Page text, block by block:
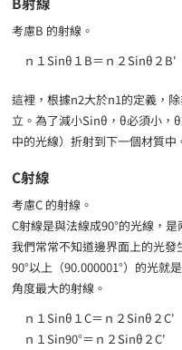
考慮B 的射線。
ｎ１Sinθ１B＝ｎ２Sinθ２B'
這裡，根據n2大於n1的定義，
立。為了減小Sinθ，θ必須小，
中的光線）折射到下一個材質中
C射線
考慮C 的射線。
C射線是與法線成90°的光線，
我們常常不知道邊界面上的光發
90°以上（90.000001°）的光就
角度最大的射線。
ｎ１Sinθ１C＝ｎ２Sinθ２C'
ｎ１Sin90°＝ｎ２Sinθ２C'